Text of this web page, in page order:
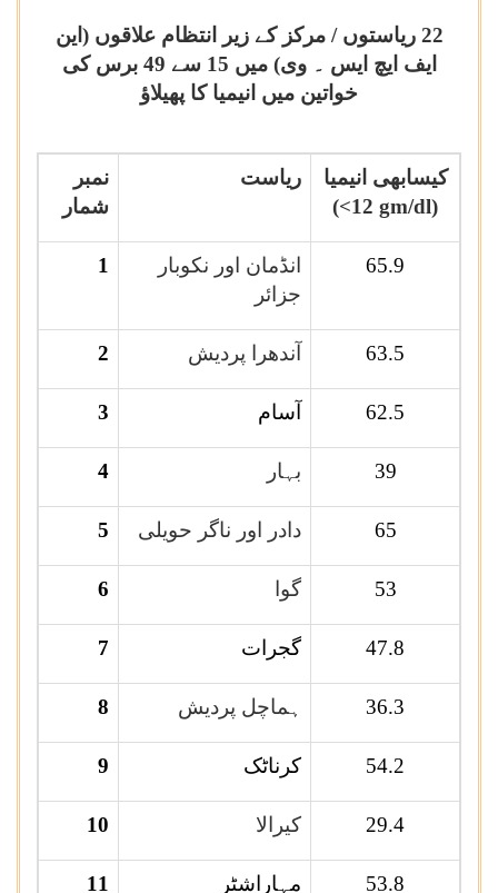
22 ریاستوں / مرکز کے زیر انتظام علاقوں (این
ایف ایچ ایس ۔ وی) میں 15 سے 49 برس کی
خواتین میں انیمیا کا پھیلاؤ
نمبر
شمار
ریاست
کیسابھی انیمیا
(<12 gm/dl)
1
انڈمان اور نکوبار
جزائر
65.9
2 آندھرا پردیش 63.5
3 آسام 62.5
4 بہار 39
5 دادر اور ناگر حویلی 65
6 گوا 53
7 گجرات 47.8
8 ہماچل پردیش 36.3
9 کرناٹک 54.2
10 کیرالا 29.4
11 مہاراشٹر 53.8